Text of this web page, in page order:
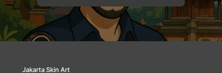
Jakarta Skin Art